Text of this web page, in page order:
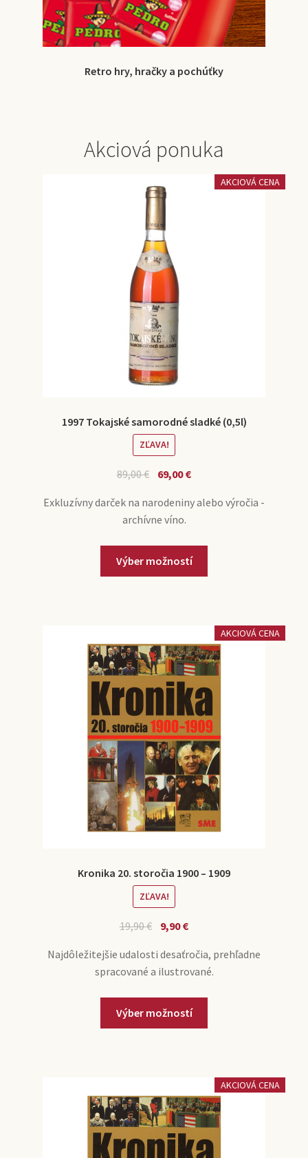
Retro hry, hračky a pochúťky
Akciová ponuka
AKCIOVÁ CENA
1997 Tokajské samorodné sladké (0,5l)
ZĽAVA!
89,00€ 69,00€
Exkluzívny darček na narodeniny alebo výročia -
archívne víno.
Výber možností
AKCIOVÁ CENA
Kronika 20. storočia 1900 – 1909
ZĽAVA!
19,90€ 9,90€
Najdôležitejšie udalosti desaťročia, prehľadne
spracované a ilustrované.
Výber možností
AKCIOVÁ CENA